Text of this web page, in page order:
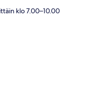
klo 7.00–10.00